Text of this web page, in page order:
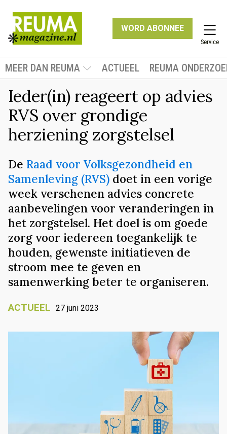
WORD ABONNEE
Service
MEER DAN REUMA ACTUEEL REUMA
Ieder(in) reageert op advies
RVS over grondige
herziening zorgstelsel
De Raad voor Volksgezondheid en
Samenleving (RVS) doet in een vorige
week verschenen advies concrete
aanbevelingen voor veranderingen in
het zorgstelsel. Het doel is om goede
zorg voor iedereen toegankelijk te
houden, gewenste initiatieven de
stroom mee te geven en
samenwerking beter te organiseren.
ACTUEEL 27 juni 2023